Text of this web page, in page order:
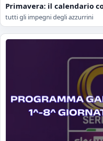
Primavera: il calendario
tutti gli impegni degli azzurrini